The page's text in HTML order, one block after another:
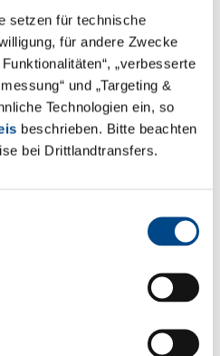
setzen für technische
für andere Zwecke
„verbesserte
und „Targeting &
Technologien ein, so
beschrieben. Bitte beachten
bei Drittlandtransfers.
heute am 28.04.2022
unseren Laborräumen
Hamburger Zentrale
reale Einblicke in die
gemeinsam mit
Müsli und
die Möglichkeit, eine frühe
und echte Einblicke in
die die Arbeit in